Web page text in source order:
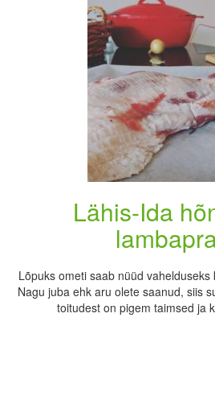
Lähis-Ida
Lõpuks ometi saab nüüd
Nagu juba ehk aru olete saanud, siis
toitudest on pigem taimsed ja